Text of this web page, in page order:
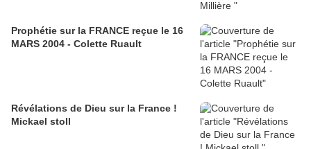
Prophétie sur la FRANCE reçue le 16
MARS 2004 - Colette Ruault
Révélations de Dieu sur la France !
Mickael stoll